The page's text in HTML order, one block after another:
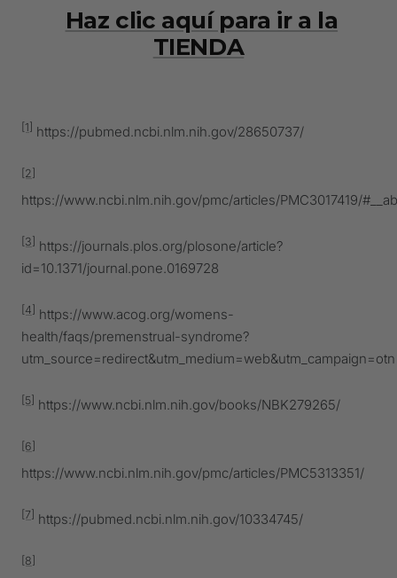
Haz clic aquí para ir a la
TIENDA
[1] https://pubmed.ncbi.nlm.nih.gov/28650737/
[2]
https://www.ncbi.nlm.nih.gov/pmc/articles/PMC3017419/
[3]
https://journals.plos.org/plosone/article?
id=10.1371/journal.pone.0169728
[4]
https://www.acog.org/womens-
health/faqs/premenstrual-syndrome?
utm_source=redirect&utm_medium=web&utm_campaign=otn
[5] https://www.ncbi.nlm.nih.gov/books/NBK279265/
[6]
https://www.ncbi.nlm.nih.gov/pmc/articles/PMC5313351/
[7] https://pubmed.ncbi.nlm.nih.gov/10334745/
[8]